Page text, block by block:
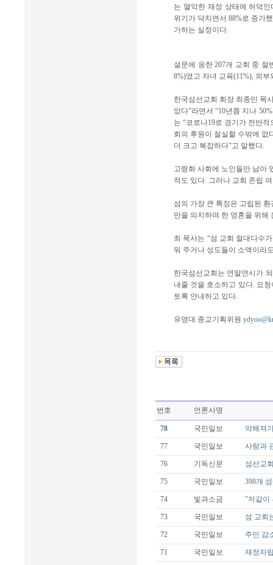
는 열악한 재정 상태에 허덕
위기가 닥치면서 88%로 증가
가하는 실정이다.
설문에 응한 207개 교회 중 절
8%)였고 자녀 교육(11%), 외
한국섬선교회 회장 최종민 목
았다”라면서 “10년쯤 지나
는 “코로나19로 경기가 전반
회의 후원이 절실할 수밖에 없
더 크고 복잡하다”고 말했다.
고령화 사회에 노인들만 남아
적도 있다. 그러나 교회 존립
섬의 가장 큰 특징은 고립된
만을 의지하며 한 영혼을 위해
최 목사는 “섬 교회 절대다수
워 주거나 성도들이 소액이라
한국섬선교회는 연말연시가
내줄 것을 호소하고 있다. 요
토록 안내하고 있다.
유영대 종교기획위원
번호 언론사명
78 국민일보 약해져
77 국민일보 사랑과
76 기독신문 섬선교
75 국민일보 398개
74 빛과소금 "저같이
73 국민일보 섬 교회
72 국민일보 주민 감
71 국민일보 재정자